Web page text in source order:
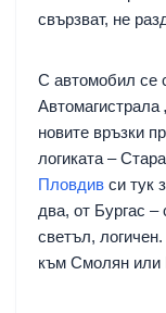
свързват, не
С автомобил се
Автомагистрала
новите връзки
логиката –
Пловдив си тук
два, от Бургас
светъл,
към Смолян или